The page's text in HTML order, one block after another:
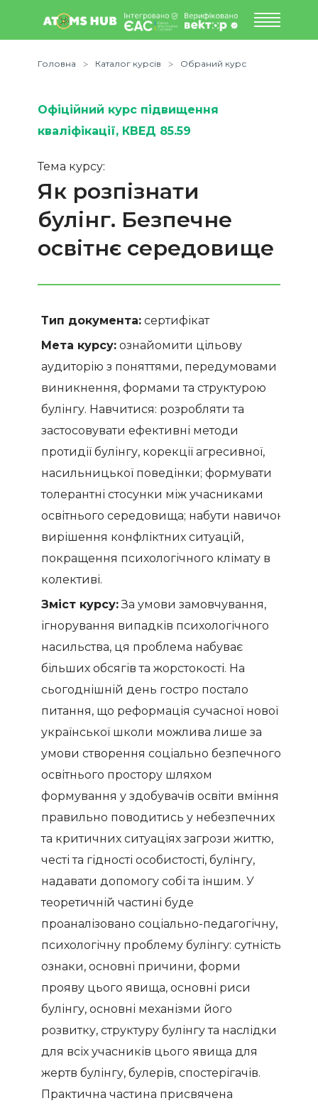
Головна Каталог курсів Обраний курс
Офіційний курс підвищення
кваліфікації, КВЕД 85.59
Тема курсу:
Як розпізнати
булінг. Безпечне
освітнє середовище
Тип документа: сертифікат
Мета курсу: ознайомити цільову
аудиторію з поняттями, передумовами
виникнення, формами та структурою
булінгу. Навчитися: розробляти та
застосовувати ефективні методи
протидії булінгу, корекції агресивної,
насильницької поведінки; формувати
толерантні стосунки між учасниками
освітнього середовища; набути навичок
вирішення конфліктних ситуацій,
покращення психологічного клімату в
колективі.
Зміст курсу:За умови замовчування,
ігнорування випадків психологічного
насильства, ця проблема набуває
більших обсягів та жорстокості. На
сьогоднішній день гостро постало
питання, що реформація сучасної нової
української школи можлива лише за
умови створення соціально безпечного
освітнього простору шляхом
формування у здобувачів освіти вміння
правильно поводитись у небезпечних
та критичних ситуаціях загрози життю,
честі та гідності особистості, булінгу,
надавати допомогу собі та іншим. У
теоретичній частині буде
проаналізовано соціально-педагогічну,
психологічну проблему булінгу: сутність
ознаки, основні причини, форми
прояву цього явища, основні риси
булінгу, основні механізми його
розвитку, структуру булінгу та наслідки
для всіх учасників цього явища для
жертв булінгу, булерів, спостерігачів.
Практична частина присвячена